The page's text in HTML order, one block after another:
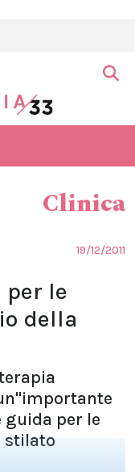
Clinica
19/12/2011
per le
della
guida per le
stilato